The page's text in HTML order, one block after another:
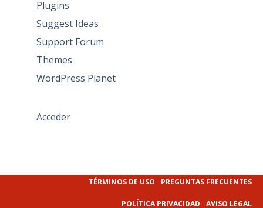
Plugins
Suggest Ideas
Support Forum
Themes
WordPress Planet
Acceder
TÉRMINOS DE USO PREGUNTAS FRECUENTES
POLÍTICA PRIVACIDAD AVISO LEGAL